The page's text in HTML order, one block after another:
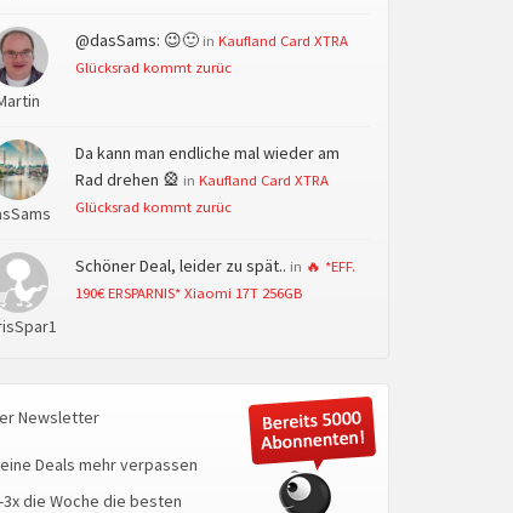
@dasSams: 😉🙂 in Kaufland Card XTRA
Glücksrad kommt zurüc
Da kann man endliche mal wieder am
Rad drehen 🎡 in Kaufland Card XTRA
Glücksrad kommt zurüc
Schöner Deal, leider zu spät.. in 🔥 *EFF.
190€ ERSPARNIS* Xiaomi 17T 256GB
Newsletter
Deals mehr verpassen
3x die Woche die besten